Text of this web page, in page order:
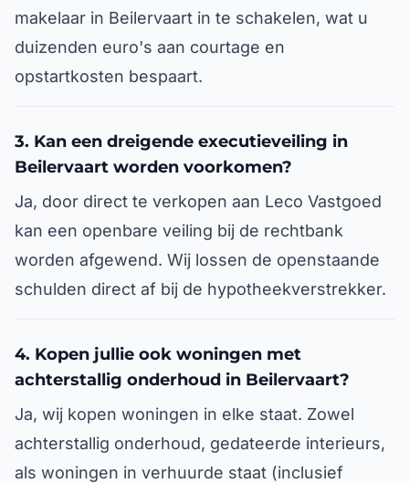
makelaar in Beilervaart in te schakelen, wat u
duizenden euro's aan courtage en
opstartkosten bespaart.
3. Kan een dreigende executieveiling in
Beilervaart worden voorkomen?
Ja, door direct te verkopen aan Leco Vastgoed
kan een openbare veiling bij de rechtbank
worden afgewend. Wij lossen de openstaande
schulden direct af bij de hypotheekverstrekker.
4. Kopen jullie ook woningen met
achterstallig onderhoud in Beilervaart?
Ja, wij kopen woningen in elke staat. Zowel
achterstallig onderhoud, gedateerde interieurs,
als woningen in verhuurde staat (inclusief